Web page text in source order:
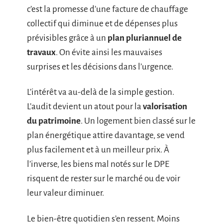
c’est la promesse d’une facture de chauffage
collectif qui diminue et de dépenses plus
prévisibles grâce à un plan pluriannuel de
travaux. On évite ainsi les mauvaises
surprises et les décisions dans l’urgence.
L’intérêt va au-delà de la simple gestion.
L’audit devient un atout pour la valorisation
du patrimoine. Un logement bien classé sur le
plan énergétique attire davantage, se vend
plus facilement et à un meilleur prix. À
l’inverse, les biens mal notés sur le DPE
risquent de rester sur le marché ou de voir
leur valeur diminuer.
Le bien-être quotidien s’en ressent. Moins